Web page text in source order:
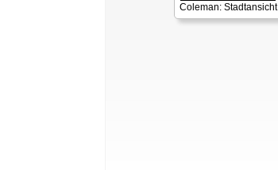
Coleman: Stadtansicht